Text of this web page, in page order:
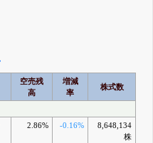
空売残
高
増減
率
株式数
2.86% -0.16%
8,648,134
株